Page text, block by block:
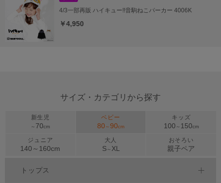
4/3一部再販 ハイキュー!!音駒ねこパーカー 4006K
￥4,950
サイズ・カテゴリから探す
新生児
～ 70cm
ベビー
80 ～90cm
キッズ
100 ～ 150cm
ジュニア
140～ 160cm
大人
S～ XL
おそろい
親子ペア
トップス